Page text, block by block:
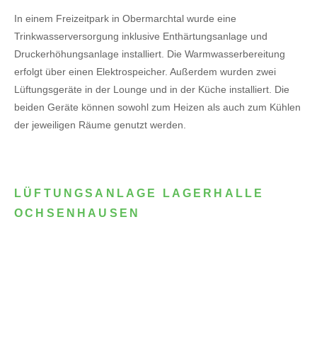
In einem Freizeitpark in Obermarchtal wurde eine
Trinkwasserversorgung inklusive Enthärtungsanlage und
Druckerhöhungsanlage installiert. Die Warmwasserbereitung
erfolgt über einen Elektrospeicher. Außerdem wurden zwei
Lüftungsgeräte in der Lounge und in der Küche installiert. Die
beiden Geräte können sowohl zum Heizen als auch zum Kühlen
der jeweiligen Räume genutzt werden.
LÜFTUNGSANLAGE LAGERHALLE
OCHSENHAUSEN